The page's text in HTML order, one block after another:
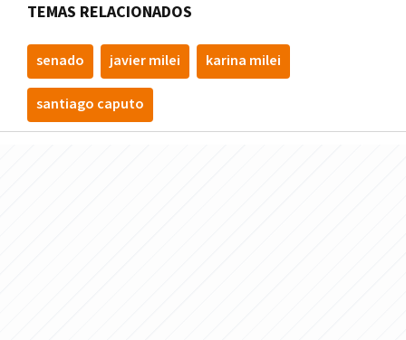
TEMAS RELACIONADOS
senado javier milei karina milei
santiago caputo